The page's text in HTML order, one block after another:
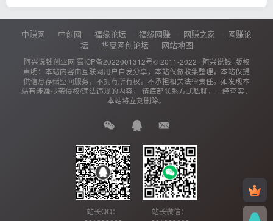
中赚网 中创网 福缘论坛 福缘网赚 网赚之家
网赚论
坛
华夏网创论坛 网站地图
阿兴说钱创业网 蜀ICP备2022001312号© 2011-2022 · 阿兴说钱 版权
声明：本站内容由互联网用户自发分享，本站仅做收集整理，本站仅提
供信息存储空间服务，不拥有所有权，不承担相关法律责任。如发现本
站有涉嫌抄袭侵权/违法违规的内容， 请底部联系方式私聊，一经查实，
本站将立刻删除。
站长QQ：
站长微信：